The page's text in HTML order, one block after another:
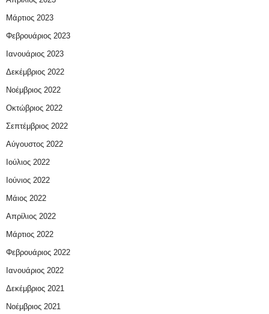
Μάρτιος 2023
Φεβρουάριος 2023
Ιανουάριος 2023
Δεκέμβριος 2022
Νοέμβριος 2022
Οκτώβριος 2022
Σεπτέμβριος 2022
Αύγουστος 2022
Ιούλιος 2022
Ιούνιος 2022
Μάιος 2022
Απρίλιος 2022
Μάρτιος 2022
Φεβρουάριος 2022
Ιανουάριος 2022
Δεκέμβριος 2021
Νοέμβριος 2021